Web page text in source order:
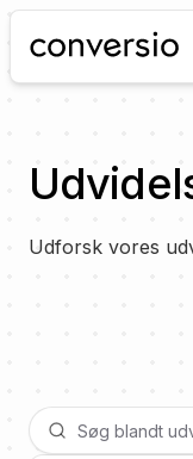
Conversio
Udforsk vores